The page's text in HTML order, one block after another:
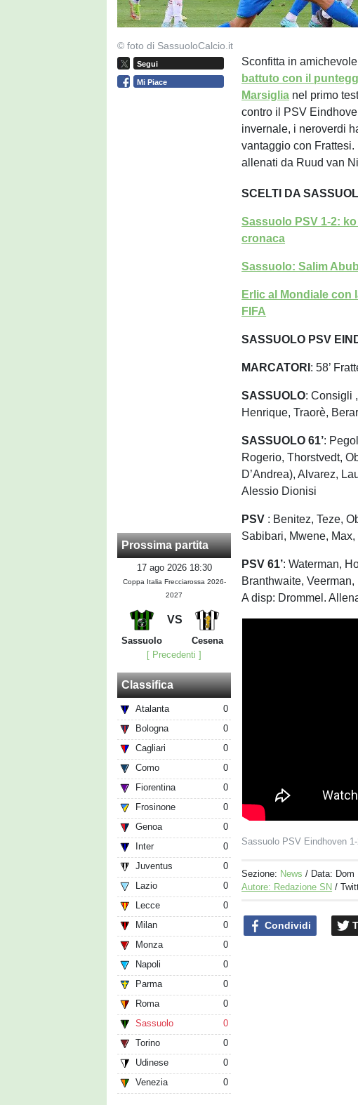
© foto di SassuoloCalcio.it
Segui
Mi Piace
Prossima partita
17 ago 2026 18:30
Coppa Italia Frecciarossa 2026-
2027
VS
Sassuolo
Cesena
[ Precedenti ]
Classifica
Atalanta
0
Bologna
0
Cagliari
0
Como
0
Fiorentina
0
Frosinone
0
Genoa
0
Inter
0
Juventus
0
Lazio
0
Lecce
0
Milan
0
Monza
0
Napoli
0
Parma
0
Roma
0
Sassuolo
0
Torino
0
Udinese
0
Venezia
0
Sconfitta in
battuto con il
Marsiglia nel primo
contro il PSV
invernale, i neroverdi
vantaggio con
allenati da Ruud van
SCELTI DA
Sassuolo PSV 1-2:
cronaca
Sassuolo: Salim
Erlic al Mondiale con
FIFA
SASSUOLO PSV
MARCATORI : 58’
SASSUOLO: Consigli
Henrique, Traorè,
SASSUOLO 61’:
Rogerio, Thorstvedt,
D’Andrea), Alvarez,
Alessio Dionisi
PSV : Benitez, Teze,
Sabibari, Mwene,
PSV 61’: Waterman,
Branthwaite,
A disp: Drommel.
Sassuolo PSV Eindhoven
Sezione: News / Data: Dom
Autore: Redazione SN /
Condividi